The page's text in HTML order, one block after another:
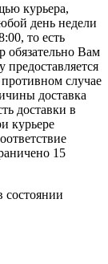
курьера,
день недели
то есть
обязательно Вам
случае
доставка
доставки в
курьере
15
состоянии